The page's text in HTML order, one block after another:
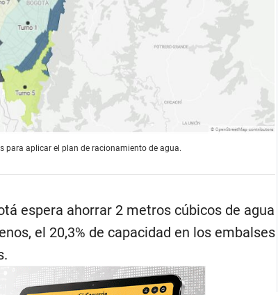
para aplicar el plan de racionamiento de agua.
espera ahorrar 2 metros cúbicos de agua
el 20,3% de capacidad en los embalses